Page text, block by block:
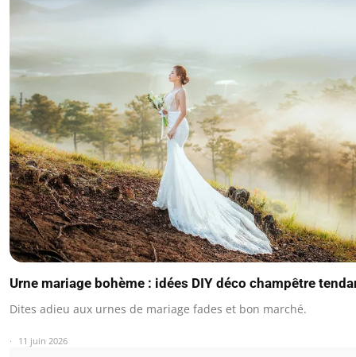
Urne mariage bohème : idées DIY déco champêtre
Dites adieu aux urnes de mariage fades et bon marché.
11 juin 2026